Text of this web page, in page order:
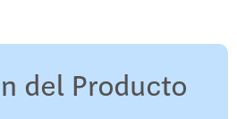
del Producto